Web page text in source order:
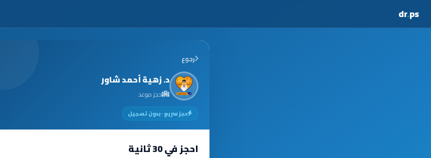
dr.ps
رجوع
د. زهية أحمد شاور
حجز موعد
حجز سريع · بدون تسجيل
احجز في 30 ثانية